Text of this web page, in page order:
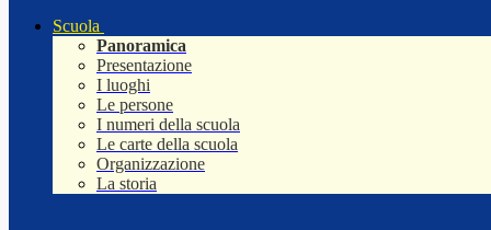
Scuola
Panoramica
Presentazione
I luoghi
Le persone
I numeri della scuola
Le carte della scuola
Organizzazione
La storia